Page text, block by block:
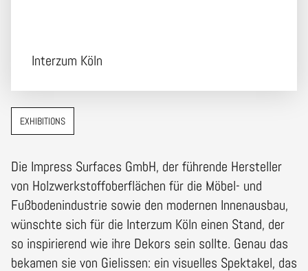
Interzum Köln
EXHIBITIONS
Die Impress Surfaces GmbH, der führende Hersteller
von Holzwerkstoffoberflächen für die Möbel- und
Fußbodenindustrie sowie den modernen Innenausbau,
wünschte sich für die Interzum Köln einen Stand, der
so inspirierend wie ihre Dekors sein sollte. Genau das
bekamen sie von Gielissen: ein visuelles Spektakel, das